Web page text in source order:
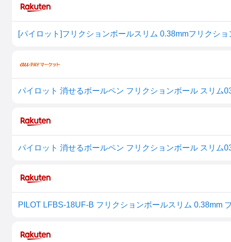
[パイロット]フリクションボールスリム 0.38mmフリクショ
PILOT LFBS-18UF-B フリクションボールスリム 0.38mm